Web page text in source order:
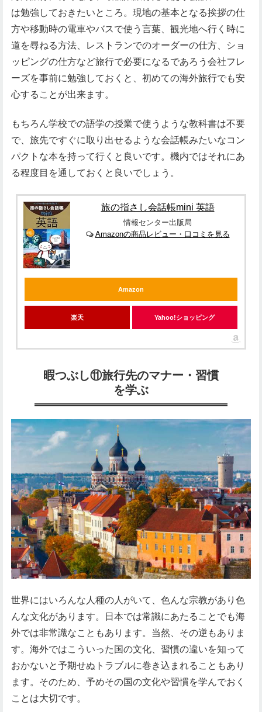
は勉強しておきたいところ。現地の基本となる挨拶の仕
方や移動時の電車やバスで使う言葉、観光地へ行く時に
道を尋ねる方法、レストランでのオーダーの仕方、ショ
ッピングの仕方など旅行で必要になるであろう会社フレ
ーズを事前に勉強しておくと、初めての海外旅行でも安
心することが出来ます。
もちろん学校での語学の授業で使うような教科書は不要
で、旅先ですぐに取り出せるような会話帳みたいなコン
パクトな本を持って行くと良いです。機内ではそれにあ
る程度目を通しておくと良いでしょう。
旅の指さし会話帳mini 英語
情報センター出版局
Amazonの商品レビュー・口コミを見る
Amazon
楽天 Yahoo!ショッピング
暇つぶし⑪旅行先のマナー・習慣
を学ぶ
世界にはいろんな人種の人がいて、色んな宗教があり色
んな文化があります。日本では常識にあたることでも海
外では非常識なこともあります。当然、その逆もありま
す。海外ではこういった国の文化、習慣の違いを知って
おかないと予期せぬトラブルに巻き込まれることもあり
ます。そのため、予めその国の文化や習慣を学んでおく
ことは大切です。